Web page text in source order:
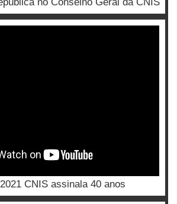
CNIS assinala 40 anos